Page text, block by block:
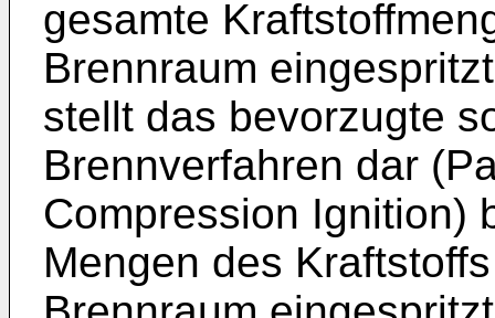
gesamte
Brennraum
stellt das bevorzugte
Brennverfahren dar
Compression Ignition)
Mengen des